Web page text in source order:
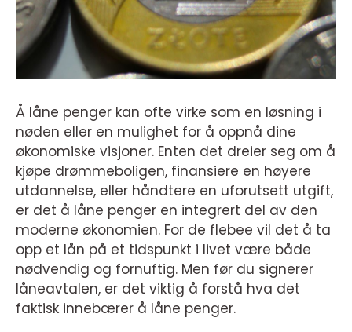
Å låne penger kan ofte virke som en løsning i
nøden eller en mulighet for å oppnå dine
økonomiske visjoner. Enten det dreier seg om å
kjøpe drømmeboligen, finansiere en høyere
utdannelse, eller håndtere en uforutsett utgift,
er det å låne penger en integrert del av den
moderne økonomien. For de flebee vil det å ta
opp et lån på et tidspunkt i livet være både
nødvendig og fornuftig. Men før du signerer
låneavtalen, er det viktig å forstå hva det
faktisk innebærer å låne penger.